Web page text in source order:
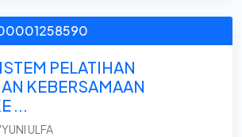
PELATIHAN
KEBERSAMAAN
...
ULFA